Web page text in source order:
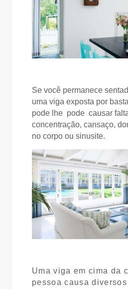
Se você permanece
uma viga exposta por
pode lhe pode causar
concentração, cansaço,
no corpo ou sinusite.
Uma viga em cima da
pessoa causa